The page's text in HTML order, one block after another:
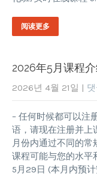
阅读更多
2026年5月课程
2026년 4월 21일 |
– 任何时候都可以注
语，请现在注册并上
月份内通过不同的常
课程可能与您的水平
5月29日 (本月内预